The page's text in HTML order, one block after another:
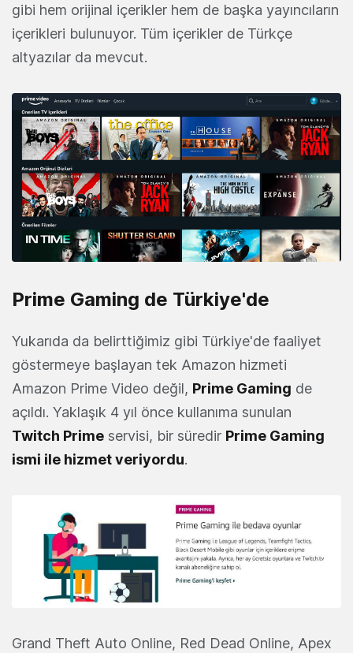
gibi hem orijinal içerikler hem de başka yayıncıların
içerikleri bulunuyor. Tüm içerikler de Türkçe
altyazılar da mevcut.
Prime Gaming de Türkiye'de
Yukarıda da belirttiğimiz gibi Türkiye'de faaliyet
göstermeye başlayan tek Amazon hizmeti
Amazon Prime Video değil, Prime Gaming de
açıldı. Yaklaşık 4 yıl önce kullanıma sunulan
Twitch Prime servisi, bir süredir Prime Gaming
ismi ile hizmet veriyordu.
Grand Theft Auto Online, Red Dead Online, Apex